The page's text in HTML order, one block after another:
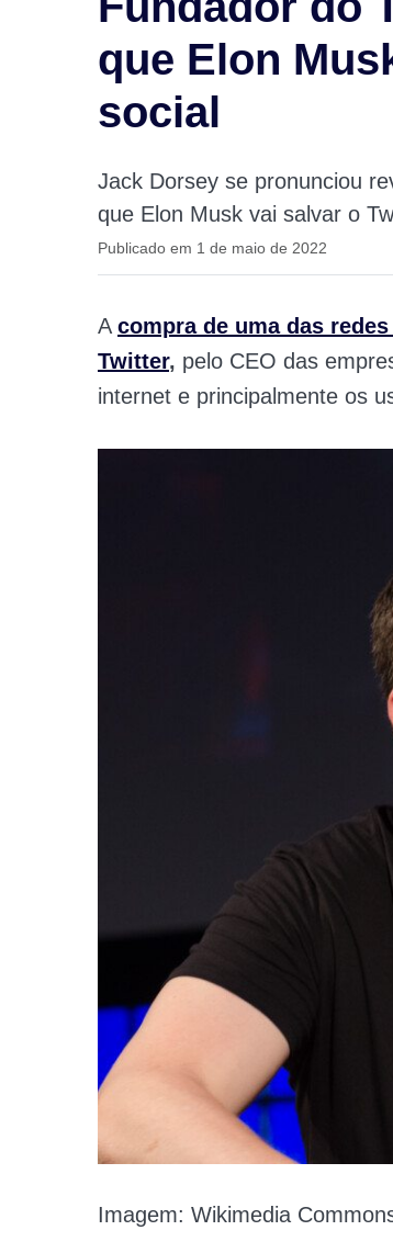
que Elon
social
Jack Dorsey se pronunciou
que Elon Musk vai salvar o
Publicado em 1 de maio de 2022
A compra de uma das
Twitter, pelo CEO das
internet e principalmente os
Imagem: Wikimedia